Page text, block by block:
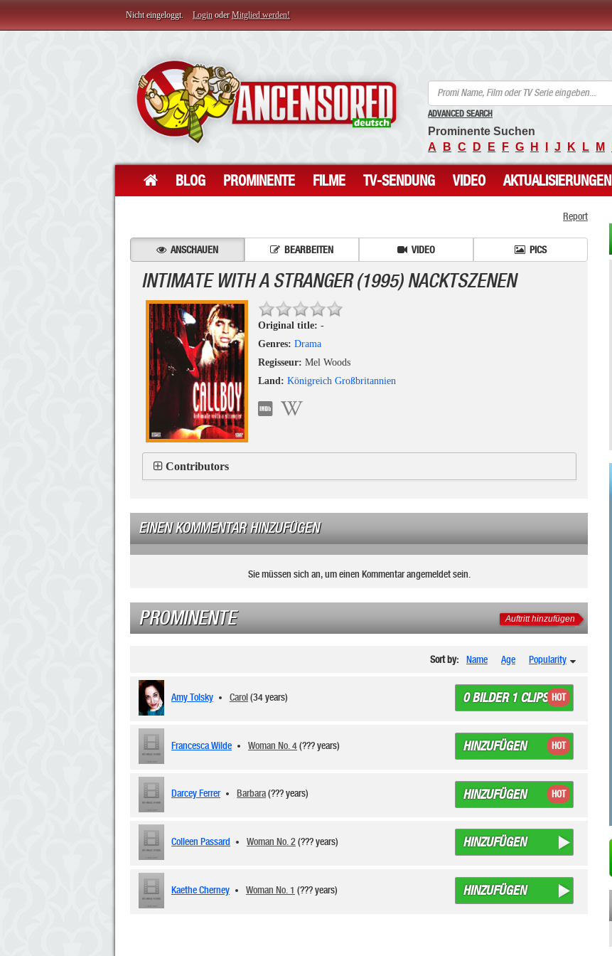
Nicht eingeloggt. Login oderMitglied werden!
ADVANCED SEARCH
Prominente Suchen
A
B C D E F G H J K L M
BLOG PROMINENTE FILME TV-SENDUNG VIDEO AKTUALISIERUNGEN
Report
ANSCHAUEN BEARBEITEN VIDEO PICS
INTIMATE WITH A STRANGER (1995) NACKTSZENEN
Original title: -
Genres: Drama
Regisseur: Mel Woods
Land: Königreich Großbritannien
Contributors
EINEN KOMMENTAR HINZUFÜGEN
Sie müssen sich an, um einen Kommentar angemeldet sein.
PROMINENTE Auftritt hinzufügen
Sort by: Name Age Popularity
Amy Tolsky Carol(34 years) 0 BILDER 1 CLIPS HOT
Francesca Wilde Woman No. 4(??? years) HINZUFÜGEN HOT
Darcey Ferrer Barbara(??? years) HINZUFÜGEN HOT
Colleen Passard Woman No. 2(??? years) HINZUFÜGEN
Kaethe Cherney Woman No. 1 (??? years) HINZUFÜGEN